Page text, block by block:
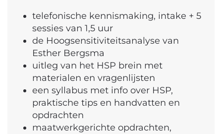
telefonische kennismaking, intake + 5
sessies van 1,5 uur
de Hoogsensitiviteitsanalyse van
Esther Bergsma
uitleg van het HSP brein met
materialen en vragenlijsten
een syllabus met info over HSP,
praktische tips en handvatten en
opdrachten
maatwerkgerichte opdrachten,